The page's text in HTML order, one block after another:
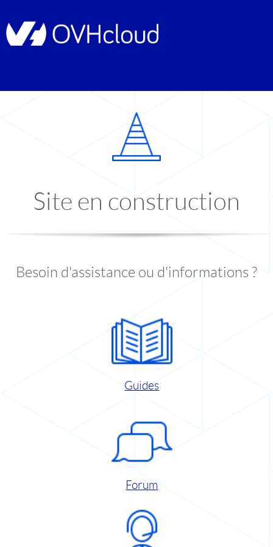
Site en construction
Besoin d'assistance ou d'informations ?
Guides
Forum